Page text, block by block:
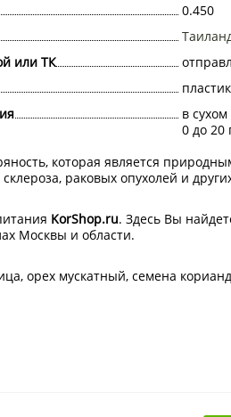
0.450
или ТК
в
0 до 20
которая является
раковых опухолей и
KorShop.ru. Здесь Вы
Москвы и области.
орех мускатный, семена